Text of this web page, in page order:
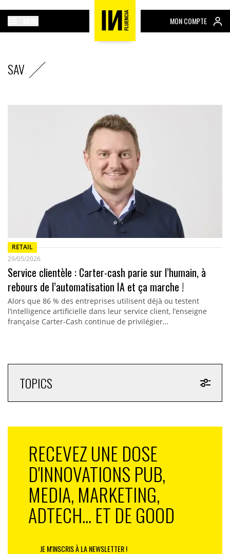
MON COMPTE
SAV
RETAIL
29/05/2026
Service clientèle : Carter-cash parie sur l’humain, à
rebours de l’automatisation IA et ça marche !
Alors que 86 % des entreprises utilisent déjà ou testent
l’intelligence artificielle dans leur service client, l’enseigne
française Carter-Cash continue de privilégier…
TOPICS
RECEVEZ UNE DOSE
D'INNOVATIONS PUB,
MEDIA, MARKETING,
ADTECH... ET DE GOOD
JE M'INSCRIS À LA NEWSLETTER !